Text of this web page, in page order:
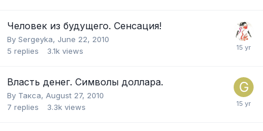
Человек из будущего. Сенсация!
By Sergeyka, June 22, 2010
5 replies 3.1k views
Власть денег. Символы доллара.
By Такса, August 27, 2010
7 replies 3.3k views